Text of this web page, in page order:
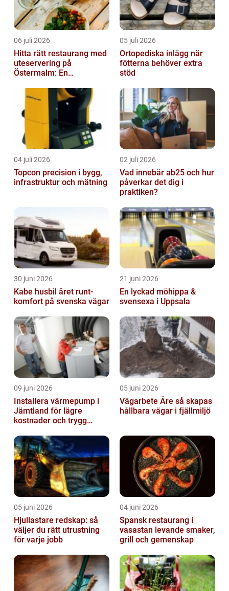
06 juli 2026
Hitta rätt restaurang med
uteservering på
Östermalm: En
i solen
05 juli 2026
Ortopediska inlägg när
fötterna behöver extra
stöd
04 juli 2026
Topcon precision i bygg,
infrastruktur och mätning
02 juli 2026
Vad innebär ab25 och hur
påverkar det dig i
praktiken?
30 juni 2026
Kabe husbil året runt-
komfort på svenska vägar
21 juni 2026
En lyckad möhippa &
svensexa i Uppsala
09 juni 2026
Installera värmepump i
Jämtland för lägre
kostnader och trygg
05 juni 2026
Vägarbete Åre så skapas
hållbara vägar i fjällmiljö
05 juni 2026
Hjullastare redskap: så
väljer du rätt utrustning
för varje jobb
04 juni 2026
Spansk restaurang i
vasastan levande smaker,
grill och gemenskap